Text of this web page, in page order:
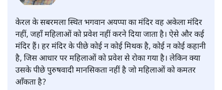
केरल के सबरमला स्थित भगवान अयप्पा का मंदिर वह अकेला मंदिर
नहीं, जहाँ महिलाओं को प्रवेश नहीं करने दिया जाता है। ऐसे और कई
मंदिर हैं। हर मंदिर के पीछे कोई न कोई मिथक है, कोई न कोई कहानी
है, जिस आधार पर महिलाओं को प्रवेश से रोका गया है। लेकिन क्या
उसके पीछे पुरुषवादी मानसिकता नहीं है जो महिलाओं को कमतर
आँकता है?